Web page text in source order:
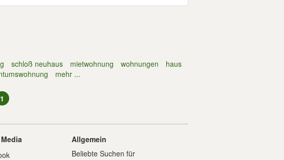
schloß neuhaus mietwohnung wohnungen
haus
mehr ...
1
Allgemein
Beliebte Suchen für